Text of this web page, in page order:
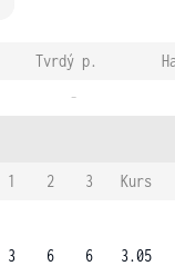
Tvrdý p.
-
1 2 3
Kurs
3
6
6
3.05